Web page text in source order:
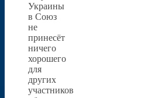
Украины
в Союз
не
принесёт
ничего
хорошего
для
других
участников